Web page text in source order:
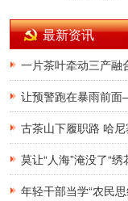
最新资讯
一片茶叶牵动三产融
让预警跑在暴雨前
古茶山下履职路 哈
莫让“人海”淹没了“绣
年轻干部当学“农民思